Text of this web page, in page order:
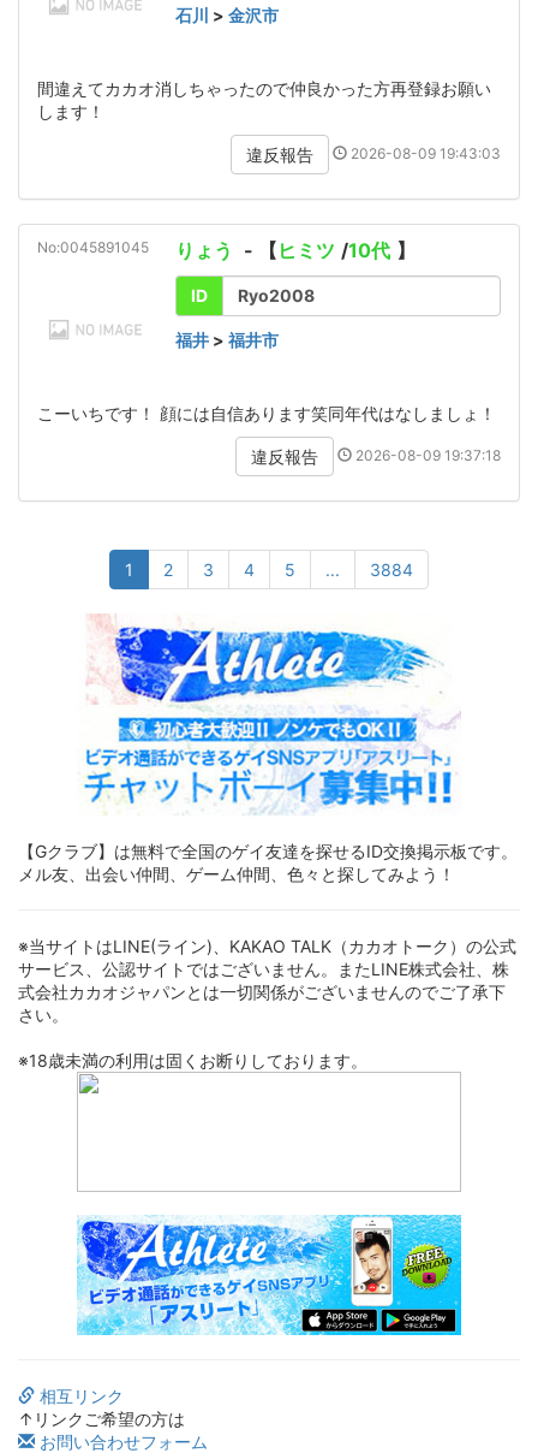
石川 > 金沢市
間違えてカカオ消しちゃったので仲良かった方再登録お願い
します！
違反報告 2026-08-09 19:43:03
No:0045891045 りょう - 【 ヒミツ /10代 】
ID Ryo2008
福井 > 福井市
こーいちです！ 顔には自信あります笑同年代はなしましょ！
違反報告 2026-08-09 19:37:18
1 2 3 4 5 ... 3884
【Gクラブ】は無料で全国のゲイ友達を探せるID交換掲示板です。
メル友、出会い仲間、ゲーム仲間、色々と探してみよう！
※当サイトはLINE(ライン)、KAKAO TALK（カカオトーク）の公式
サービス、公認サイトではございません。またLINE株式会社、株
式会社カカオジャパンとは一切関係がございませんのでご了承下
さい。
※18歳未満の利用は固くお断りしております。
相互リンク
↑リンクご希望の方は
お問い合わせフォーム